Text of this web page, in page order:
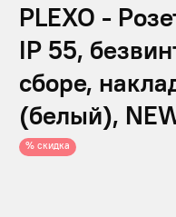
PLEXO -
IP 55,
сборе,
(белый),
% скидка